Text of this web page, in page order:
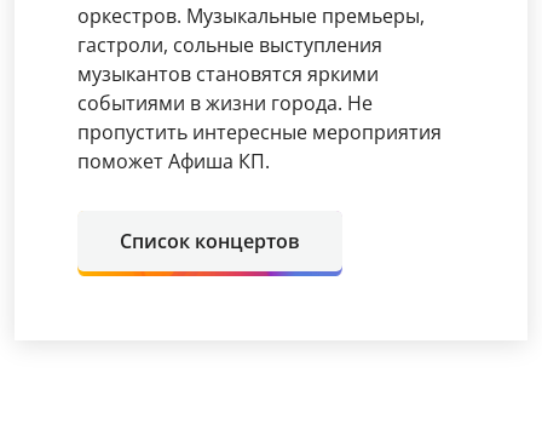
оркестров. Музыкальные премьеры,
гастроли, сольные выступления
музыкантов становятся яркими
событиями в жизни города. Не
пропустить интересные мероприятия
поможет Афиша КП.
Список концертов